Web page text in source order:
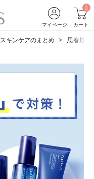
マイページ
0
カート
スキンケアのまとめ 思春期ニ